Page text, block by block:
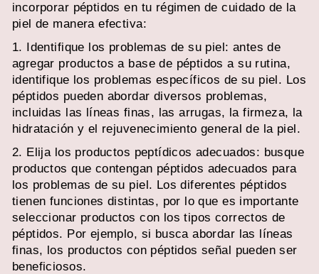
incorporar péptidos en tu régimen de cuidado de la
piel de manera efectiva:
1. Identifique los problemas de su piel: antes de
agregar productos a base de péptidos a su rutina,
identifique los problemas específicos de su piel. Los
péptidos pueden abordar diversos problemas,
incluidas las líneas finas, las arrugas, la firmeza, la
hidratación y el rejuvenecimiento general de la piel.
2. Elija los productos peptídicos adecuados: busque
productos que contengan péptidos adecuados para
los problemas de su piel. Los diferentes péptidos
tienen funciones distintas, por lo que es importante
seleccionar productos con los tipos correctos de
péptidos. Por ejemplo, si busca abordar las líneas
finas, los productos con péptidos señal pueden ser
beneficiosos.